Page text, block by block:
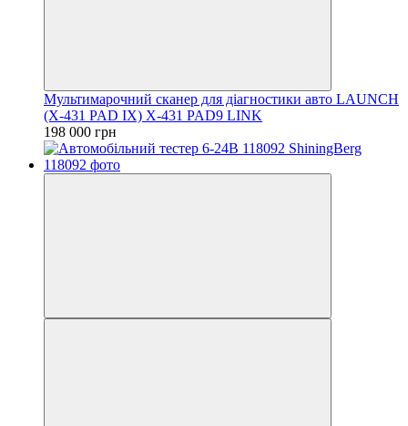
Мультимарочний сканер для діагностики авто LAUNCH
(X-431 PAD IX) X-431 PAD9 LINK
198 000 грн